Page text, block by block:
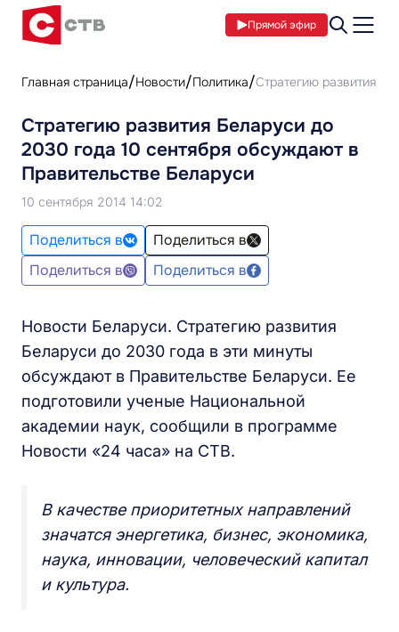
Прямой эфир
Главная страница Новости Политика Стратегию развития
Стратегию развития Беларуси до
2030 года 10 сентября обсуждают в
Правительстве Беларуси
10 сентября 2014 14:02
Поделиться в
Поделиться в
Поделиться в
Поделиться в
Новости Беларуси. Стратегию развития
Беларуси до 2030 года в эти минуты
обсуждают в Правительстве Беларуси. Ее
подготовили ученые Национальной
академии наук, сообщили в программе
Новости «24 часа» на СТВ.
В качестве приоритетных направлений
значатся энергетика, бизнес, экономика,
наука, инновации, человеческий капитал
и культура.